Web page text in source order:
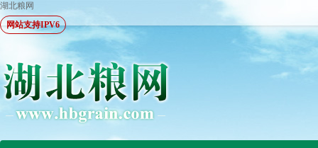
湖北粮网
网站支持IPV6